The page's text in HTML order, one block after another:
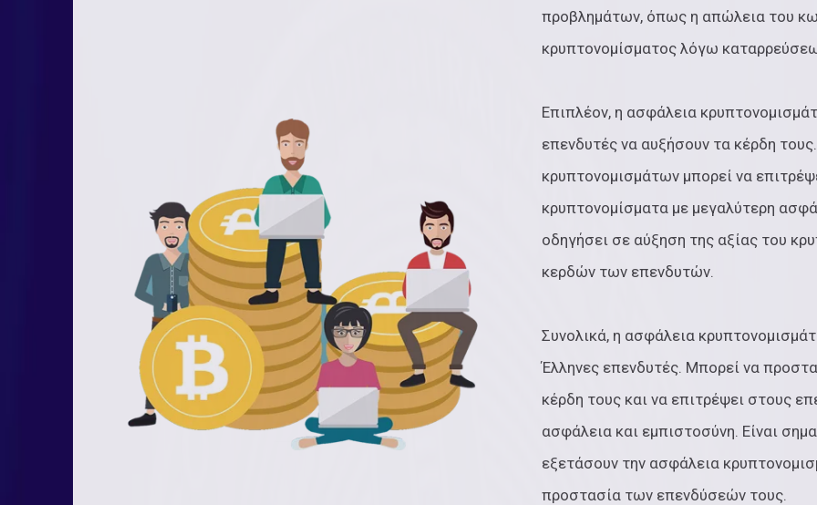
προβλημάτων, όπως η απώλεια του
κρυπτονομίσματος λόγω
Επιπλέον, η ασφάλεια
επενδυτές να αυξήσουν τα κέρδη
κρυπτονομισμάτων μπορεί να
κρυπτονομίσματα με μεγαλύτερη
οδηγήσει σε αύξηση της αξίας του
κερδών των επενδυτών.
Συνολικά, η ασφάλεια
Έλληνες επενδυτές. Μπορεί να
κέρδη τους και να επιτρέψει στους
ασφάλεια και εμπιστοσύνη. Είναι
εξετάσουν την ασφάλεια
προστασία των επενδύσεών τους.